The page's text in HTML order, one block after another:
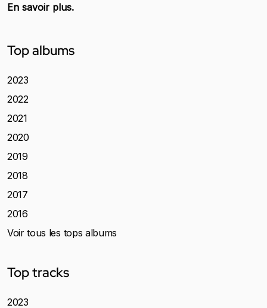
En savoir plus.
Top albums
2023
2022
2021
2020
2019
2018
2017
2016
Voir tous les tops albums
Top tracks
2023